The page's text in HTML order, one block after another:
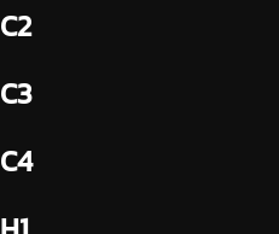
C2
C3
C4